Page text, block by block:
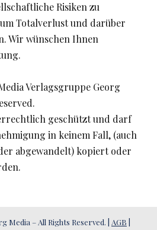
Risiken zu
Totalverlust und darüber
Wir wünschen Ihnen
Verlagsgruppe Georg
geschützt und darf
in keinem Fall, (auch
abgewandelt) kopiert oder
– All Rights Reserved. | AGB